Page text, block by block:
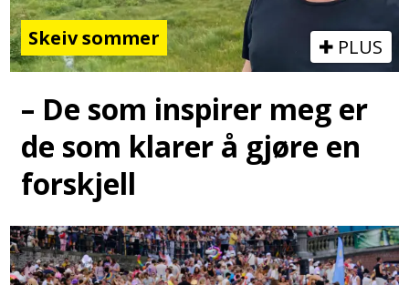
Skeiv sommer PLUS
– De som inspirer meg er
de som klarer å gjøre en
forskjell